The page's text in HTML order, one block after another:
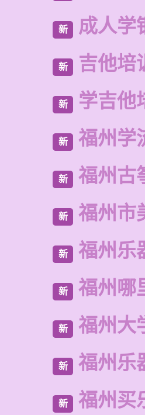
新 成人学
新 吉他培
新 学吉他
新 福州学
新 福州古
新 福州市
新 福州乐
新 福州哪
新 福州大
新 福州乐
新 福州买